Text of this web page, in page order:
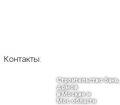
Контакты:
Строительство бань,
домов
в Москве и
Мос.области